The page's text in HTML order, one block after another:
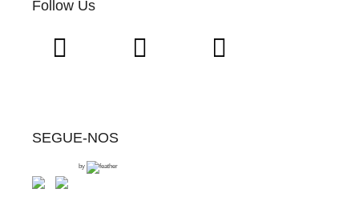
Follow Us
SEGUE-NOS
by